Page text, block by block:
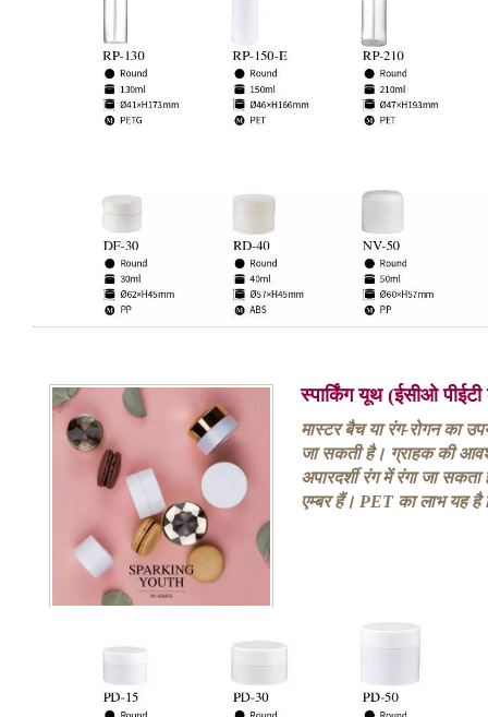
स्पार्किंग यूथ (ईसीओ
मास्टर बैच या रंग-रोगन का
जा सकती है। ग्राहक की
अपारदर्शी रंग में रंगा जा
एम्बर हैं। PET का लाभ यह